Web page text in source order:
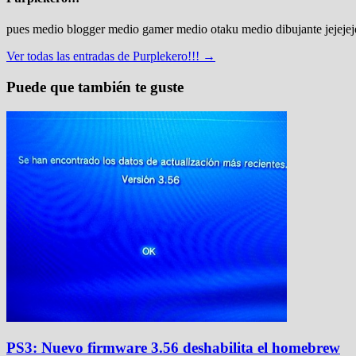
pues medio blogger medio gamer medio otaku medio dibujante
Ver todas las entradas de Purplekero!!! →
Puede que también te guste
PS3: Nuevo firmware 3.56 deshabilita el homebrew